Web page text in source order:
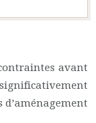
avant